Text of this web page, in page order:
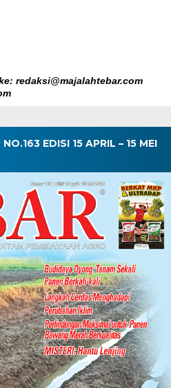
redaksi@majalahtebar.com
EDISI 15 APRIL – 15 MEI